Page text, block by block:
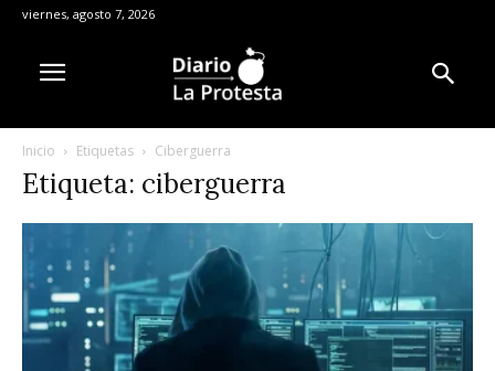
viernes, agosto 7, 2026
Inicio Etiquetas Ciberguerra
Etiqueta: ciberguerra